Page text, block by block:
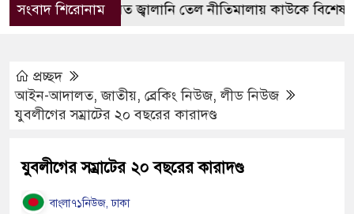
সংবাদ শিরোনাম
প্রস্তাবিত জ্বালানি তেল নীতিমালায় কাউকে বিশেষ
প্রচ্ছদ
আইন-আদালত,জাতীয়, ব্রেকিং নিউজ,লীড নিউজ
যুবলীগের সম্রাটের ২০ বছরের কারাদণ্ড
যুবলীগের সম্রাটের ২০ বছরের কারাদণ্ড
বাংলা৭১নিউজ, ঢাকা